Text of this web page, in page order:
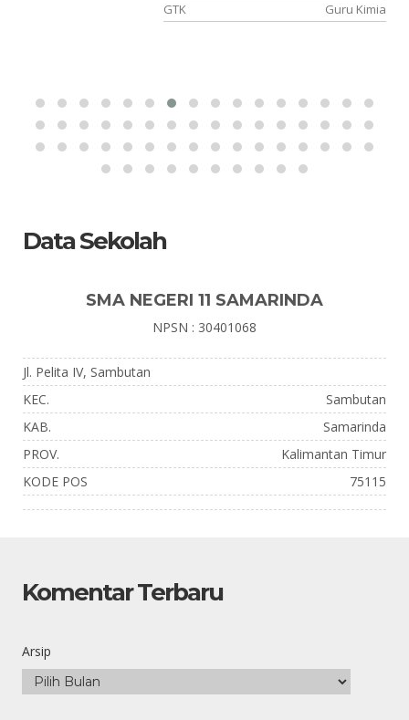
GTK
Guru Kimia
Data Sekolah
SMA NEGERI 11 SAMARINDA
NPSN : 30401068
Jl. Pelita IV, Sambutan
KEC.
Sambutan
KAB.
Samarinda
PROV.
Kalimantan Timur
KODE POS
75115
Komentar Terbaru
Arsip